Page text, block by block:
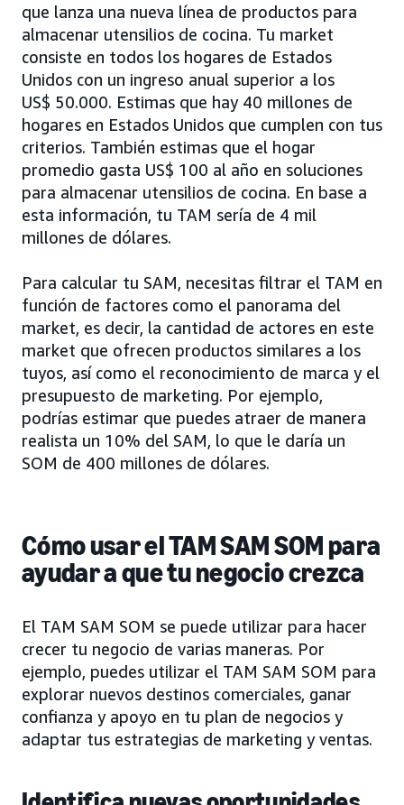
que lanza una nueva línea de productos para
almacenar utensilios de cocina. Tu market
consiste en todos los hogares de Estados
Unidos con un ingreso anual superior a los
US$ 50.000. Estimas que hay 40 millones de
hogares en Estados Unidos que cumplen con tus
criterios. También estimas que el hogar
promedio gasta US$ 100 al año en soluciones
para almacenar utensilios de cocina. En base a
esta información, tu TAM sería de 4 mil
millones de dólares.
Para calcular tu SAM, necesitas filtrar el TAM en
función de factores como el panorama del
market, es decir, la cantidad de actores en este
market que ofrecen productos similares a los
tuyos, así como el reconocimiento de marca y el
presupuesto de marketing. Por ejemplo,
podrías estimar que puedes atraer de manera
realista un 10% del SAM, lo que le daría un
SOM de 400 millones de dólares.
Cómo usar el TAM SAM SOM para
ayudar a que tu negocio crezca
El TAM SAM SOM se puede utilizar para hacer
crecer tu negocio de varias maneras. Por
ejemplo, puedes utilizar el TAM SAM SOM para
explorar nuevos destinos comerciales, ganar
confianza y apoyo en tu plan de negocios y
adaptar tus estrategias de marketing y ventas.